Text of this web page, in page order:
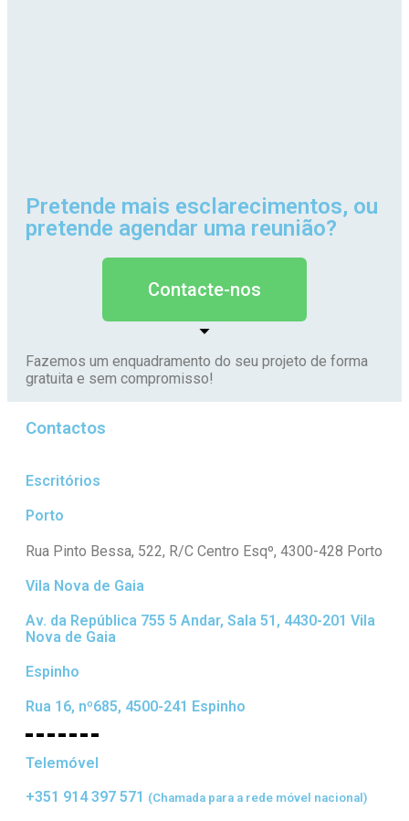
Pretende mais esclarecimentos, ou
pretende agendar uma reunião?
Contacte-nos
Fazemos um enquadramento do seu projeto de forma
gratuita e sem compromisso!
Contactos
Escritórios
Porto
Rua Pinto Bessa, 522, R/C Centro Esqº, 4300-428 Porto
Vila Nova de Gaia
Av. da República 755 5 Andar, Sala 51, 4430-201 Vila
Nova de Gaia
Espinho
Rua 16, nº685, 4500-241 Espinho
Telemóvel
+351 914 397 571 (Chamada para a rede móvel nacional)